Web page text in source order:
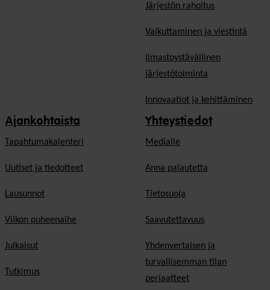
Järjestön rahoitus
Vaikuttaminen ja viestintä
Ilmastoystävällinen
järjestötoiminta
Innovaatiot ja kehittäminen
Ajankohtaista
Tapahtumakalenteri
Uutiset ja tiedotteet
Lausunnot
Viikon puheenaihe
Julkaisut
Tutkimus
Yhteystiedot
Medialle
Anna palautetta
Tietosuoja
Saavutettavuus
Yhdenvertaisen ja
turvallisemman tilan
periaatteet